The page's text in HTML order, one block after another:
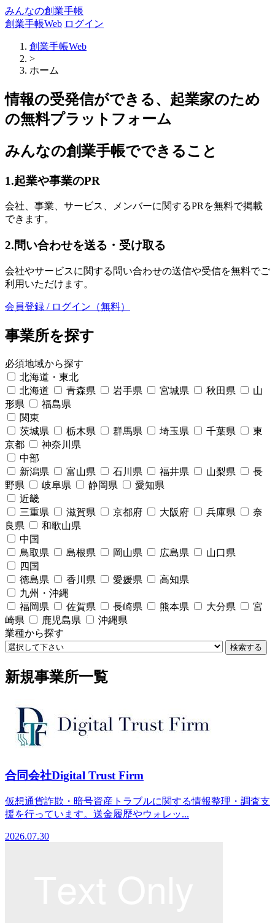
みんなの創業手帳
創業手帳Web ログイン
創業手帳Web
>
ホーム
情報の受発信ができる、起業家のため
の無料プラットフォーム
みんなの創業手帳でできること
1.起業や事業のPR
会社、事業、サービス、メンバーに関するPRを無料で掲載
できます。
2.問い合わせを送る・受け取る
会社やサービスに関する問い合わせの送信や受信を無料でご
利用いただけます。
会員登録 / ログイン（無料）
事業所を探す
必須地域から探す
北海道・東北
北海道
青森県 岩手県 宮城県 秋田県
山
形県
福島県
関東
茨城県
栃木県 群馬県 埼玉県 千葉県
東
京都
神奈川県
中部
新潟県
富山県 石川県 福井県 山梨県
長
野県
岐阜県 静岡県
愛知県
近畿
三重県
滋賀県 京都府 大阪府 兵庫県
奈
良県
和歌山県
中国
鳥取県
島根県 岡山県 広島県
山口県
四国
徳島県
香川県 愛媛県
高知県
九州・沖縄
福岡県
佐賀県 長崎県 熊本県 大分県
宮
崎県
鹿児島県
沖縄県
業種から探す
検索する
新規事業所一覧
合同会社Digital Trust Firm
仮想通貨詐欺・暗号資産トラブルに関する情報整理・調査支
援を行っています。送金履歴やウォレッ...
2026.07.30